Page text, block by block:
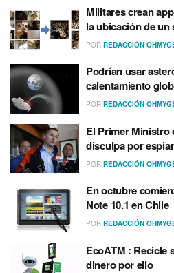
Militares crean
la ubicación de
POR REDACCIÓN
Podrí­an usar
calentamiento
POR REDACCIÓN
El Primer Ministro
disculpa por
POR REDACCIÓN
En octubre
Note 10.1 en Chile
POR REDACCIÓN
EcoATM : Recicle
dinero por ello